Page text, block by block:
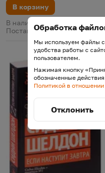
В корзину
В наличии у поставщика.
Поставка 12 августа
Обработка
Мы используем файлы
удобства работы с
пользователем.
Нажимая кнопку
обозначенные
Политикой в
Отклонить